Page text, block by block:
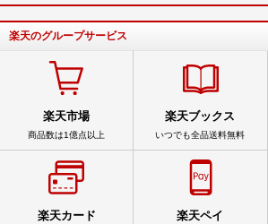
楽天のグループサービス
楽天市場
商品数は1億点以上
楽天ブックス
いつでも全品送料無料
楽天カード 楽天ペイ